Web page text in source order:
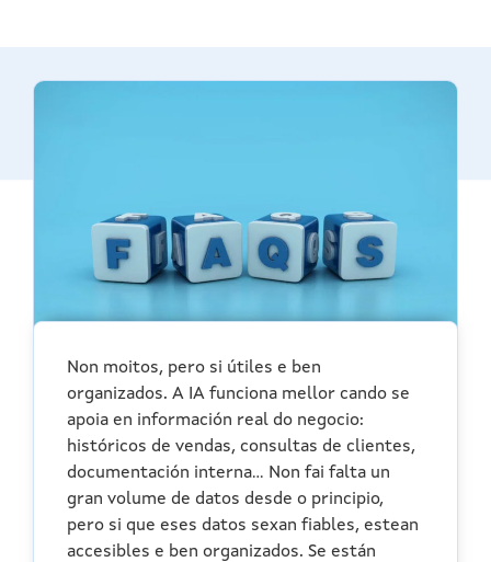
Non moitos, pero si útiles e ben
organizados. A IA funciona mellor cando se
apoia en información real do negocio:
históricos de vendas, consultas de clientes,
documentación interna… Non fai falta un
gran volume de datos desde o principio,
pero si que eses datos sexan fiables, estean
accesibles e ben organizados. Se están